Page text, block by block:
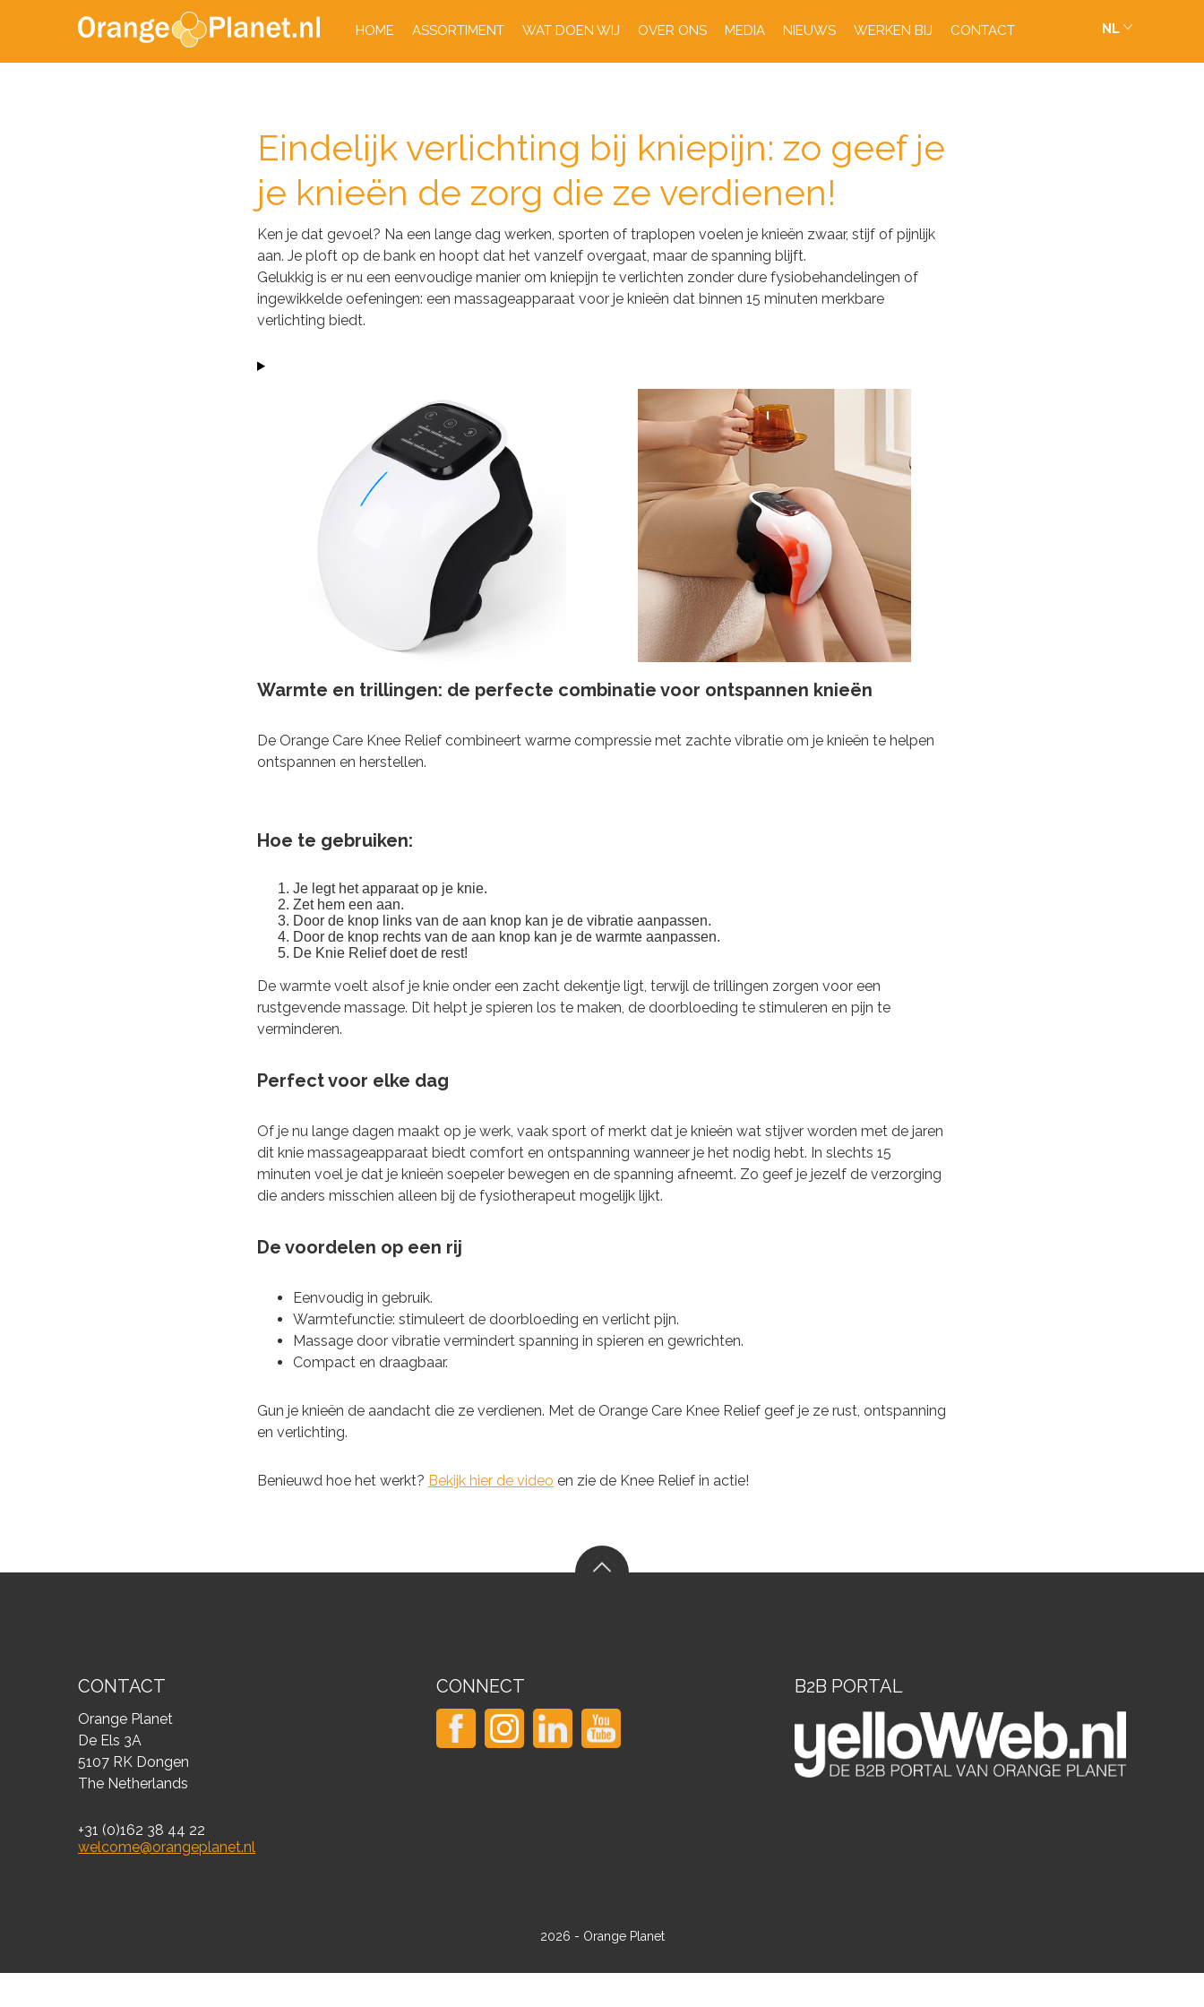
HOME ASSORTIMENT WAT DOEN WIJ OVER ONS MEDIA NIEUWS WERKEN BIJ CONTACT NL
Eindelijk verlichting bij kniepijn: zo geef je
je knieën de zorg die ze verdienen!
Ken je dat gevoel? Na een lange dag werken, sporten of traplopen voelen je knieën zwaar, stijf of pijnlijk
aan. Je ploft op de bank en hoopt dat het vanzelf overgaat, maar de spanning blijft.
Gelukkig is er nu een eenvoudige manier om kniepijn te verlichten zonder dure fysiobehandelingen of
ingewikkelde oefeningen: een massageapparaat voor je knieën dat binnen 15 minuten merkbare
verlichting biedt.
Warmte en trillingen: de perfecte combinatie voor ontspannen knieën
De Orange Care Knee Relief combineert warme compressie met zachte vibratie om je knieën te helpen
ontspannen en herstellen.
Hoe te gebruiken:
Je legt het apparaat op je knie.
Zet hem een aan.
Door de knop links van de aan knop kan je de vibratie aanpassen.
Door de knop rechts van de aan knop kan je de warmte aanpassen.
De Knie Relief doet de rest!
De warmte voelt alsof je knie onder een zacht dekentje ligt, terwijl de trillingen zorgen voor een
rustgevende massage. Dit helpt je spieren los te maken, de doorbloeding te stimuleren en pijn te
verminderen.
Perfect voor elke dag
Of je nu lange dagen maakt op je werk, vaak sport of merkt dat je knieën wat stijver worden met de jaren
dit knie massageapparaat biedt comfort en ontspanning wanneer je het nodig hebt. In slechts 15
minuten voel je dat je knieën soepeler bewegen en de spanning afneemt. Zo geef je jezelf de verzorging
die anders misschien alleen bij de fysiotherapeut mogelijk lijkt.
De voordelen op een rij
Eenvoudig in gebruik.
Warmtefunctie: stimuleert de doorbloeding en verlicht pijn.
Massage door vibratie vermindert spanning in spieren en gewrichten.
Compact en draagbaar.
Gun je knieën de aandacht die ze verdienen. Met de Orange Care Knee Relief geef je ze rust, ontspanning
en verlichting.
Benieuwd hoe het werkt? Bekijk hier de video en zie de Knee Relief in actie!
CONTACT
Orange Planet
De Els 3A
5107 RK Dongen
The Netherlands
+31 (0)162 38 44 22
welcome@orangeplanet.nl
CONNECT B2B PORTAL
2026 - Orange Planet